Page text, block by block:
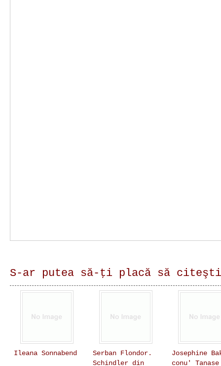
S-ar putea să-ţi placă să
Ileana Sonnabend
Serban Flondor.
Schindler din
Josephine
conu'